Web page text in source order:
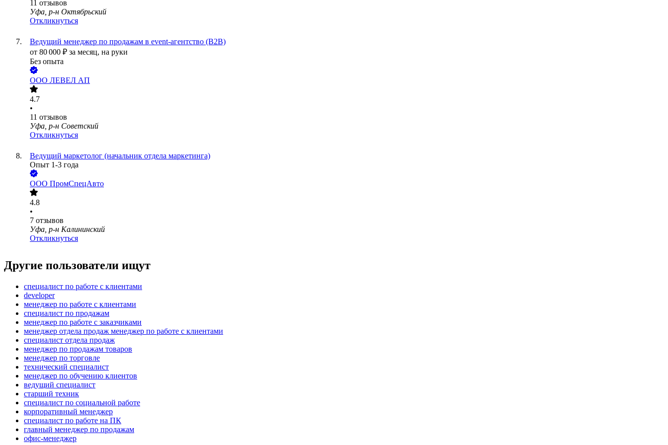
11 отзывов
Уфа, р-н Октябрьский
Откликнуться
Ведущий менеджер по продажам в event-агентство (B2B)
от 80 000 ₽ за месяц, на руки
Без опыта
ООО ЛЕВЕЛ АП
4.7
•
11 отзывов
Уфа, р-н Советский
Откликнуться
Ведущий маркетолог (начальник отдела маркетинга)
Опыт 1-3 года
ООО ПромСпецАвто
4.8
•
7 отзывов
Уфа, р-н Калининский
Откликнуться
Другие пользователи ищут
специалист по работе с клиентами
developer
менеджер по работе с клиентами
специалист по продажам
менеджер по работе с заказчиками
менеджер отдела продаж менеджер по работе с клиентами
специалист отдела продаж
менеджер по продажам товаров
менеджер по торговле
технический специалист
менеджер по обучению клиентов
ведущий специалист
старший техник
специалист по социальной работе
корпоративный менеджер
специалист по работе на ПК
главный менеджер по продажам
офис-менеджер